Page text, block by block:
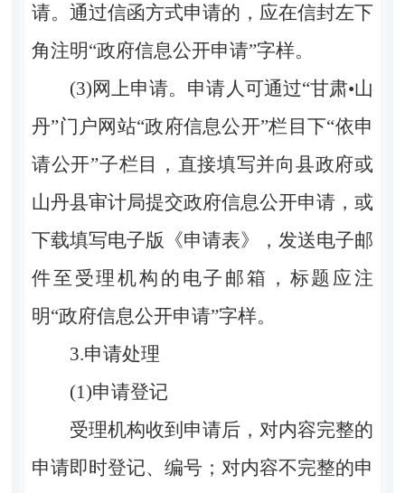
请。通过信函方式申请的，应在信封左下
角注明“政府信息公开申请”字样。
(3)网上申请。申请人可通过“甘肃•山
丹”门户网站“政府信息公开”栏目下“依申
请公开”子栏目，直接填写并向县政府或
山丹县审计局提交政府信息公开申请，或
下载填写电子版《申请表》，发送电子邮
件至受理机构的电子邮箱，标题应注
明“政府信息公开申请”字样。
3.申请处理
(1)申请登记
受理机构收到申请后，对内容完整的
申请即时登记、编号；对内容不完整的申